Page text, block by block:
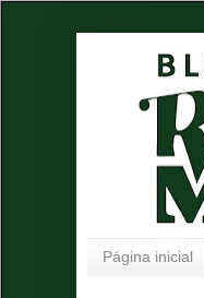
Página inicial